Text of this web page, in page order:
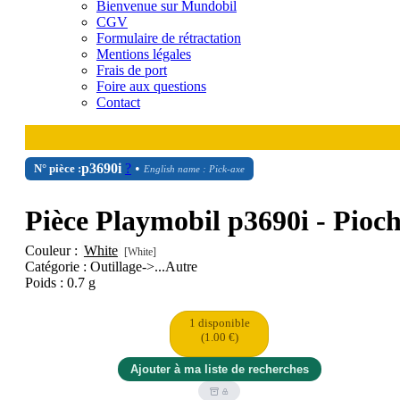
Bienvenue sur Mundobil
CGV
Formulaire de rétractation
Mentions légales
Frais de port
Foire aux questions
Contact
N° pièce :p3690i ?• English name : Pick-axe
Pièce Playmobil p3690i -
Couleur : White [White]
Catégorie : Outillage->...Autre
Poids : 0.7 g
1 disponible
(1.00 €)